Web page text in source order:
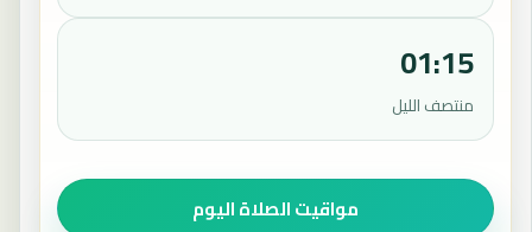
01:15
منتصف الليل
مواقيت الصلاة اليوم